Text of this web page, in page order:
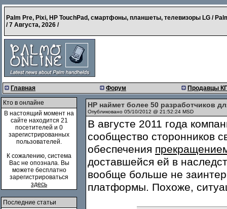
Palm Pre, Pixi, HP TouchPad, смартфоны, планшеты, телевизоры LG /
/7 Августа, 2026 /
Главная Форум Продавцы
Кто в онлайне
В настоящий момент на
сайте находится 21
посетителей и 0
зарегистрированных
пользователей.
К сожалению, система
Вас не опознала. Вы
можете бесплатно
зарегистрироваться
здесь
Последние статьи
HP наймет более 50 разработчиков
Опубликовано 05/10/2012 @ 21:52:24 MSD
В августе 2011 года
сообщество сторонников
обеспечения
доставшейся ей в
вообще больше не
платформы. Похоже,